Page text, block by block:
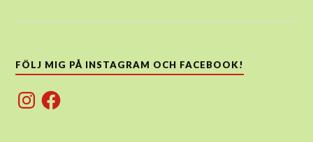
FÖLJ MIG PÅ INSTAGRAM OCH FACEBOOK!
InstagramFacebook